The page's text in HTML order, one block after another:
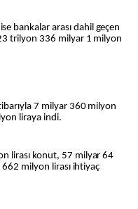
bankalar arası dahil geçen
trilyon 336 milyar 1 milyon
7 milyar 360 milyon
liraya indi.
lirası konut, 57 milyar 64
milyon lirası ihtiyaç